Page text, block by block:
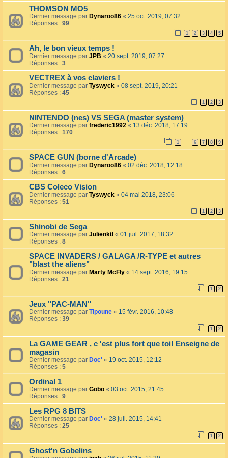
THOMSON MO5
Dernier message par Dynaroo86 « 25 oct. 2019, 07:32
Réponses : 99
1 2 3 4 5
Ah, le bon vieux temps !
Dernier message par JPB « 20 sept. 2019, 07:27
Réponses : 3
VECTREX à vos claviers !
Dernier message par Tyswyck « 08 sept. 2019, 20:21
Réponses : 45
1 2 3
NINTENDO (nes) VS SEGA (master system)
Dernier message par frederic1992 « 13 déc. 2018, 17:19
Réponses : 170
1 … 6 7 8 9
SPACE GUN (borne d'Arcade)
Dernier message par Dynaroo86 « 02 déc. 2018, 12:18
Réponses : 6
CBS Coleco Vision
Dernier message par Tyswyck « 04 mai 2018, 23:06
Réponses : 51
1 2 3
Shinobi de Sega
Dernier message par Julienktl « 01 juil. 2017, 18:32
Réponses : 8
SPACE INVADERS / GALAGA /R-TYPE et autres
"blast the aliens"
Dernier message par Marty McFly « 14 sept. 2016, 19:15
Réponses : 21
1 2
Jeux "PAC-MAN"
Dernier message par Tipoune « 15 févr. 2016, 10:48
Réponses : 39
1 2
La GAME GEAR , c 'est plus fort que toi! Enseigne de
magasin
Dernier message par Doc' « 19 oct. 2015, 12:12
Réponses : 5
Ordinal 1
Dernier message par Gobo « 03 oct. 2015, 21:45
Réponses : 9
Les RPG 8 BITS
Dernier message par Doc' « 28 juil. 2015, 14:41
Réponses : 25
1 2
Ghost'n Gobelins